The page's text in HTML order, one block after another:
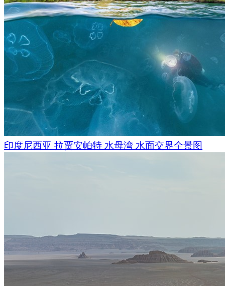
直到1958年，这个公园才对游客开放，随后人们开始在这里建
施。人们建造了人行道和步道，为柴油和环保的电力列车、渡
路线。在温暖的季节，这个公园是一个非常受欢迎的旅游目的
五彩缤纷的风景、翠绿的水域和各种深浅不同的绿色树木是一
情。
印度尼西亚 拉贾安帕特 水母湾 水面交界全景图